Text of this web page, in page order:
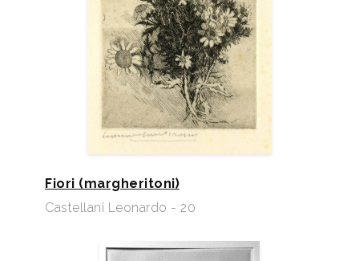
Fiori (margheritoni)
Castellani Leonardo - 20